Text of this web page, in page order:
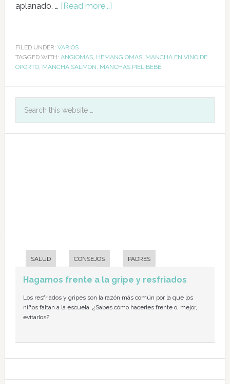
aplanado. … [Read more...]
FILED UNDER: VARIOS
TAGGED WITH: ANGIOMAS, HEMANGIOMAS, MANCHA EN VINO DE
OPORTO, MANCHA SALMÓN MANCHAS PIEL BEBÉ
SALUD CONSEJOS PADRES
Hagamos frente a la gripe y resfriados
Los resfriados y gripes son la razón más común por la que los
niños faltan a la escuela. ¿Sabes cómo hacerles frente o, mejor,
evitarlos?